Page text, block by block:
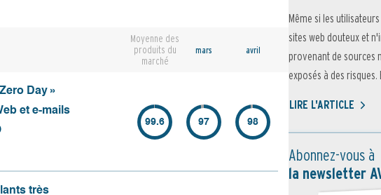
Moyenne des
produits du
marché
mars avril
Day »
et e-mails
99.6 97 98
très
Même si les
sites web douteux et
provenant de sources
exposés à des risques.
LIRE L'ARTICLE
Abonnez-vous à
la newsletter